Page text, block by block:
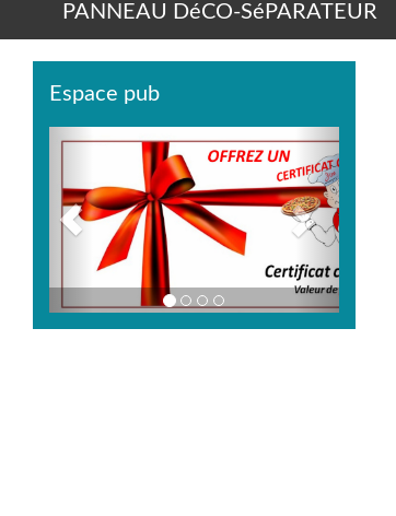
PANNEAU DéCO-SéPARATEUR
Espace pub
Previous
Next